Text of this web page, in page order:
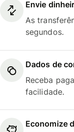
Envie
As
segundos.
Dados de
Receba
facilidade.
Economize